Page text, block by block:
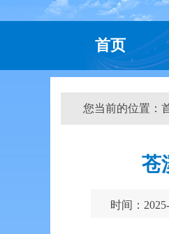
首页
您当前的位置：
苍
时间：